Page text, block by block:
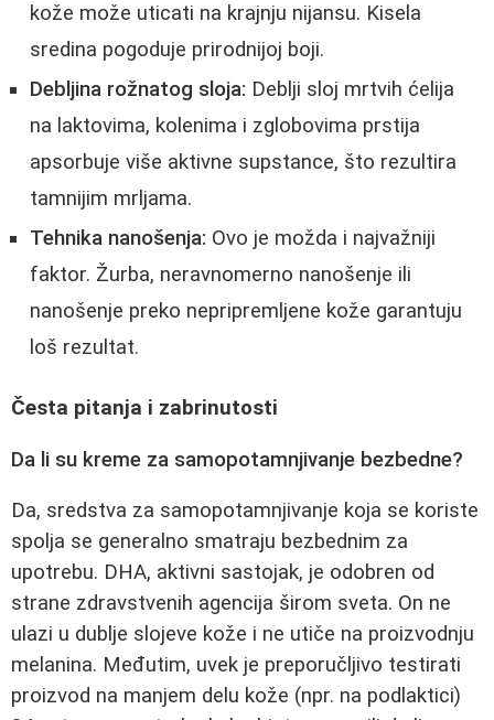
kože može uticati na krajnju nijansu. Kisela
sredina pogoduje prirodnijoj boji.
Debljina rožnatog sloja: Deblji sloj mrtvih ćelija
na laktovima, kolenima i zglobovima prstija
apsorbuje više aktivne supstance, što rezultira
tamnijim mrljama.
Tehnika nanošenja: Ovo je možda i najvažniji
faktor. Žurba, neravnomerno nanošenje ili
nanošenje preko nepripremljene kože garantuju
loš rezultat.
Česta pitanja i zabrinutosti
Da li su kreme za samopotamnjivanje bezbedne?
Da, sredstva za samopotamnjivanje koja se koriste
spolja se generalno smatraju bezbednim za
upotrebu. DHA, aktivni sastojak, je odobren od
strane zdravstvenih agencija širom sveta. On ne
ulazi u dublje slojeve kože i ne utiče na proizvodnju
melanina. Međutim, uvek je preporučljivo testirati
proizvod na manjem delu kože (npr. na podlaktici)